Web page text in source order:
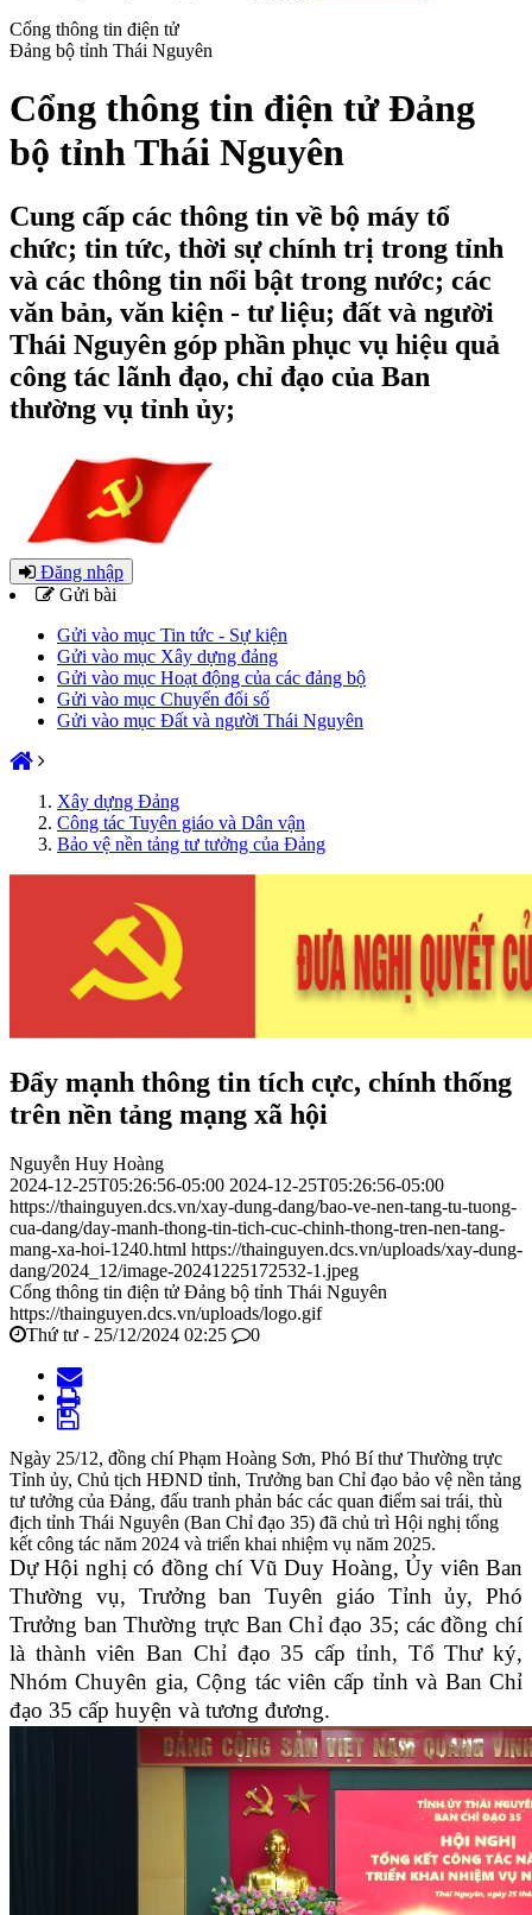
Cổng thông tin điện tử
Đảng bộ tỉnh Thái Nguyên
Cổng thông tin điện tử Đảng
bộ tỉnh Thái Nguyên
Cung cấp các thông tin về bộ máy tổ
chức; tin tức, thời sự chính trị trong tỉnh
và các thông tin nổi bật trong nước; các
văn bản, văn kiện - tư liệu; đất và người
Thái Nguyên góp phần phục vụ hiệu quả
công tác lãnh đạo, chỉ đạo của Ban
thường vụ tỉnh ủy;
Đăng nhập
Gửi bài
Gửi vào mục Tin tức - Sự kiện
Gửi vào mục Xây dựng đảng
Gửi vào mục Hoạt động của các đảng bộ
Gửi vào mục Chuyển đổi số
Gửi vào mục Đất và người Thái Nguyên
Xây dựng Đảng
Công tác Tuyên giáo và Dân vận
Bảo vệ nền tảng tư tưởng của Đảng
Đẩy mạnh thông tin tích cực, chính thống
trên nền tảng mạng xã hội
Nguyễn Huy Hoàng
2024-12-25T05:26:56-05:00 2024-12-25T05:26:56-05:00
https://thainguyen.dcs.vn/xay-dung-dang/bao-ve-nen-tang-tu-tuong-
cua-dang/day-manh-thong-tin-tich-cuc-chinh-thong-tren-nen-tang-
mang-xa-hoi-1240.html https://thainguyen.dcs.vn/uploads/xay-dung-
dang/2024_12/image-20241225172532-1.jpeg
Cổng thông tin điện tử Đảng bộ tỉnh Thái Nguyên
https://thainguyen.dcs.vn/uploads/logo.gif
Thứ tư - 25/12/2024 02:25
0
Ngày 25/12, đồng chí Phạm Hoàng Sơn, Phó Bí thư Thường trực
Tỉnh ủy, Chủ tịch HĐND tỉnh, Trưởng ban Chỉ đạo bảo vệ nền tảng
tư tưởng của Đảng, đấu tranh phản bác các quan điểm sai trái, thù
địch tỉnh Thái Nguyên (Ban Chỉ đạo 35) đã chủ trì Hội nghị tổng
kết công tác năm 2024 và triển khai nhiệm vụ năm 2025.
Dự Hội nghị có đồng chí Vũ Duy Hoàng, Ủy viên Ban
Thường vụ, Trưởngban Tuyên giáo Tỉnh ủy, Phó
Trưởng ban Thường trực Ban Chỉ đạo 35; các đồng chí
là thành viên Ban Chỉ đạo 35 cấp tỉnh, Tổ Thư ký,
Nhóm Chuyên gia, Cộng tác viên cấp tỉnh và Ban Chỉ
đạo 35 cấp huyện và tương đương.